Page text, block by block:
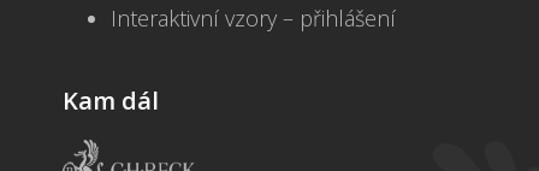
Interaktivní vzory – přihlášení
Kam dál